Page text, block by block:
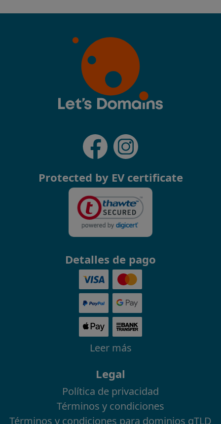
Protected by EV certificate
Detalles de pago
Leer más
Legal
Política de privacidad
Términos y condiciones
Términos y condiciones para dominios gTLD